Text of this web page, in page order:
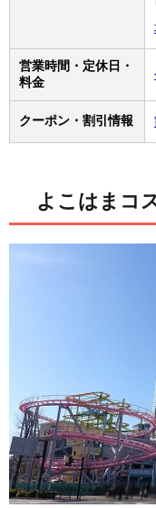
営業時間・定休日・
料金
クーポン・割引情報
よこはまコ